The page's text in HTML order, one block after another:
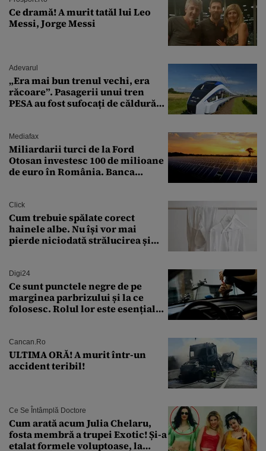
Ce dramă! A murit tatăl lui Leo
Messi, Jorge Messi
Adevarul
„Era mai bun trenul vechi, era
răcoare”. Pasagerii unui tren
PESA au fost sufocați de căldură
Mediafax
Miliardarii turci de la Ford
Otosan investesc 100 de milioane
de euro în România. Banca
Click
Cum trebuie spălate corect
hainele albe. Nu își vor mai
pierde niciodată strălucirea și
Digi24
Ce sunt punctele negre de pe
marginea parbrizului și la ce
folosesc. Rolul lor este esențial
Cancan.ro
ULTIMA ORĂ! A murit într-un
accident teribil!
Ce Se Întâmplă Doctore
Cum arată acum Julia Chelaru,
fosta membră a trupei Exotic! Și-a
etalat formele voluptoase, la